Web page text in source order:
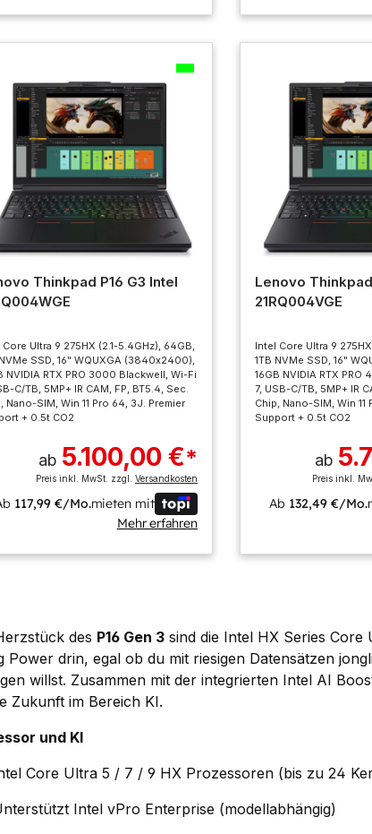
Thinkpad P16 G3 Intel
Ultra 9 275HX (2.1-5.4GHz), 64GB,
SSD, 16" WQUXGA (3840x2400),
NVIDIA RTX PRO 3000 Blackwell, Wi-Fi
C/TB, 5MP+ IR CAM, FP, BT5.4, Sec.
Nano-SIM, Win 11 Pro 64, 3J. Premier
+ 0.5t CO2
ab 5.100,00 €*
Preis inkl. MwSt. zzgl. Versandkosten
117,99 €/Mo.mieten mit
Mehr erfahren
Lenovo
21RQ004VGE
Intel Core Ultra 9
1TB NVMe SSD, 16"
16GB NVIDIA RTX
7, USB-C/TB, 5MP+ IR
Chip, Nano-SIM, Win
Support + 0.5t CO2
ab
Preis inkl.
Ab 132,49 €/Mo.
des P16 Gen 3 sind die Intel HX Series
Power drin, egal ob du mit riesigen Datensätzen
willst. Zusammen mit der integrierten Intel AI
Zukunft im Bereich KI.
und KI
Core Ultra 5 / 7 / 9 HX Prozessoren (bis zu 24
Intel vPro Enterprise (modellabhängig)